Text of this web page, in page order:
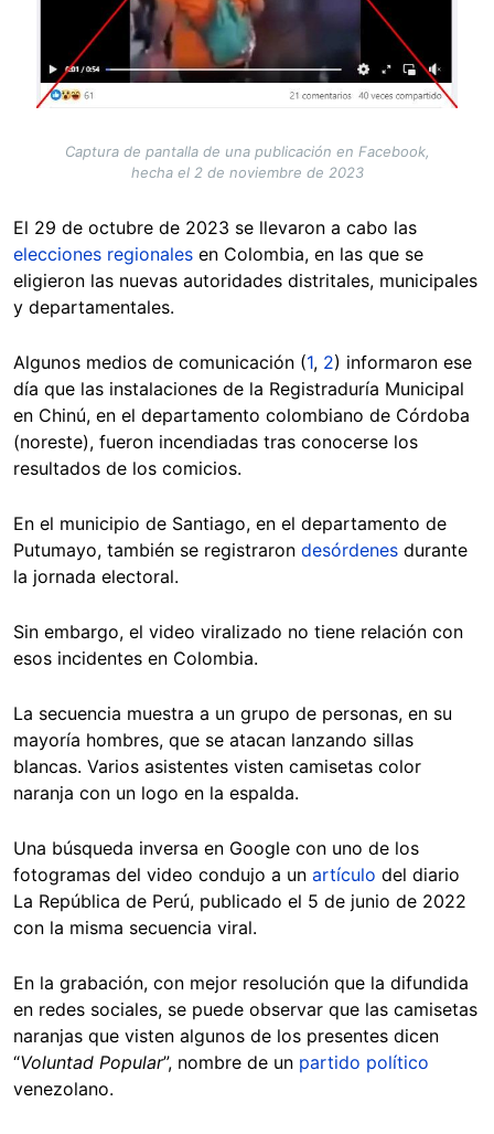
Captura de pantalla de una publicación en Facebook,
hecha el 2 de noviembre de 2023
El 29 de octubre de 2023 se llevaron a cabo las
elecciones regionales en Colombia, en las que se
eligieron las nuevas autoridades distritales, municipales
y departamentales.
Algunos medios de comunicación (1, 2) informaron ese
día que las instalaciones de la Registraduría Municipal
en Chinú, en el departamento colombiano de Córdoba
(noreste), fueron incendiadas tras conocerse los
resultados de los comicios.
En el municipio de Santiago, en el departamento de
Putumayo, también se registraron desórdenes durante
la jornada electoral.
Sin embargo, el video viralizado no tiene relación con
esos incidentes en Colombia.
La secuencia muestra a un grupo de personas, en su
mayoría hombres, que se atacan lanzando sillas
blancas. Varios asistentes visten camisetas color
naranja con un logo en la espalda.
Una búsqueda inversa en Google con uno de los
fotogramas del video condujo a un artículo del diario
La República de Perú, publicado el 5 de junio de 2022
con la misma secuencia viral.
En la grabación, con mejor resolución que la difundida
en redes sociales, se puede observar que las camisetas
naranjas que visten algunos de los presentes dicen
“Voluntad Popular”, nombre de un partido político
venezolano.